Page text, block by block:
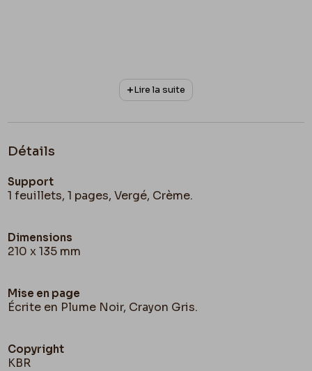
Lire la suite
Détails
Support
1 feuillets, 1 pages, Vergé, Crème.
Dimensions
210 x 135 mm
Mise en page
Écrite en Plume Noir, Crayon Gris.
Copyright
KBR